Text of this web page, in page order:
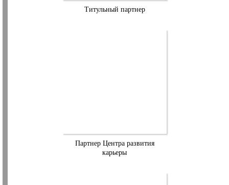
Титульный партнер
Партнер Центра развития
карьеры